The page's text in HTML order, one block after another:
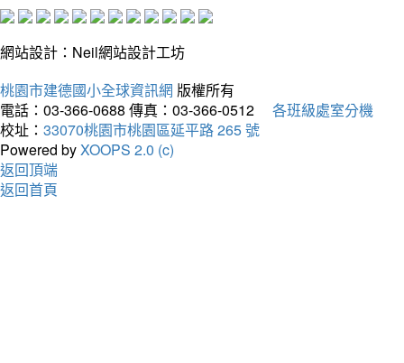
網站設計：Neil網站設計工坊
桃園市建德國小全球資訊網 版權所有
電話：03-366-0688 傳真：03-366-0512
各班級處室分機
校址： 33070桃園市桃園區延平路 265 號
Powered byXOOPS 2.0 (c)
返回頂端
返回首頁